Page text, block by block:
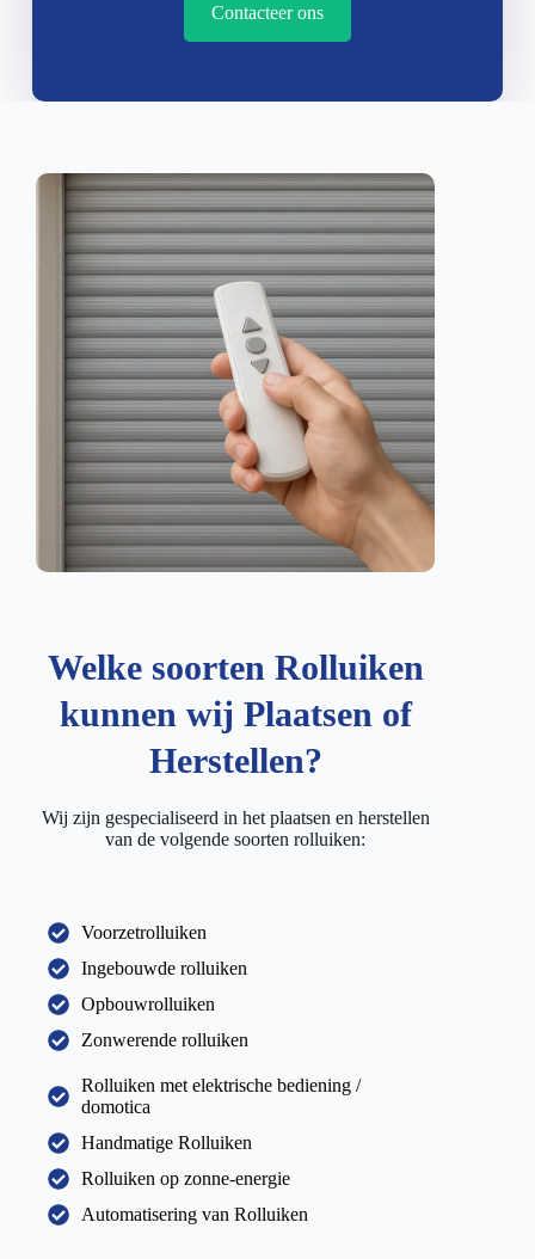
Contacteer ons
Welke soorten Rolluiken
kunnen wij Plaatsen of
Herstellen?
Wij zijn gespecialiseerd in het plaatsen en herstellen
van de volgende soorten rolluiken:
Voorzetrolluiken
Ingebouwde rolluiken
Opbouwrolluiken
Zonwerende rolluiken
Rolluiken met elektrische bediening /
domotica
Handmatige Rolluiken
Rolluiken op zonne-energie
Automatisering van Rolluiken